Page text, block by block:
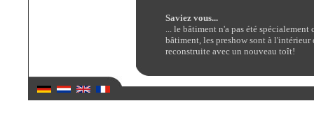
Saviez vous...
... le bâtiment n'a pas été
bâtiment, les preshow sont à
reconstruite avec un nouveau toît!